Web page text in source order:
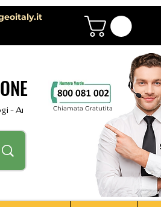
- Impiantisti - Manutentori
Chiamata Gratutita